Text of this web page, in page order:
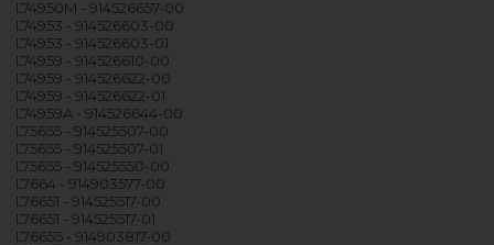
L74950M - 914526657-00
L74953 - 914526603-00
L74953 - 914526603-01
L74959 - 914526610-00
L74959 - 914526622-00
L74959 - 914526622-01
L74959A - 914526644-00
L75655 - 914525507-00
L75655 - 914525507-01
L75655 - 914525550-00
L7664 - 914903577-00
L76651 - 914525517-00
L76651 - 914525517-01
L76655 - 914903817-00